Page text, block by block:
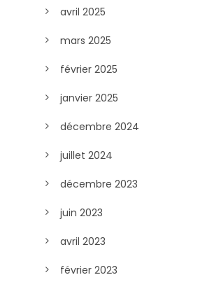
avril 2025
mars 2025
février 2025
janvier 2025
décembre 2024
juillet 2024
décembre 2023
juin 2023
avril 2023
février 2023